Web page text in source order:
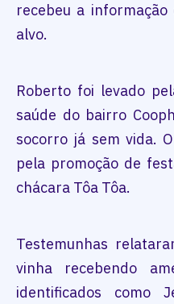
recebeu a
alvo.
Roberto foi levado
saúde do bairro
socorro já sem vida.
pela promoção de
chácara Tôa Tôa.
Testemunhas
vinha recebendo
identificados como